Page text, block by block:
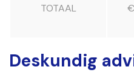
TOTAAL
Deskundig